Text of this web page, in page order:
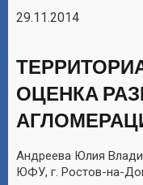
29.11.2014
ОЦЕНКА
Андреева Юлия
ЮФУ, г. Ростов-на-